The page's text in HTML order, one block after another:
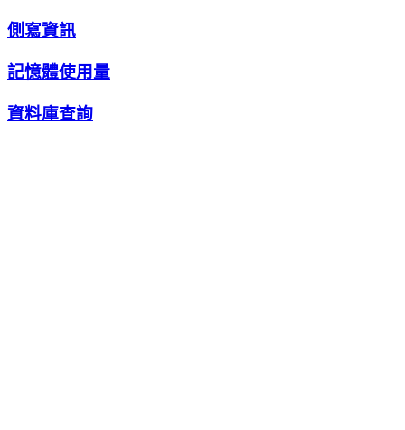
側寫資訊
記憶體使用量
資料庫查詢